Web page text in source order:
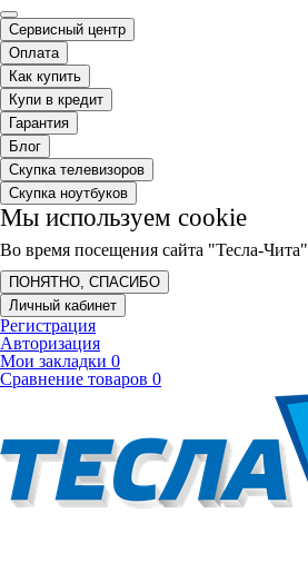
Сервисный центр
Оплата
Как купить
Купи в кредит
Гарантия
Блог
Скупка телевизоров
Скупка ноутбуков
Мы используем cookie
Во время посещения сайта "Тесла-
ПОНЯТНО, СПАСИБО
Личный кабинет
Регистрация
Авторизация
Мои закладки 0
Сравнение товаров 0